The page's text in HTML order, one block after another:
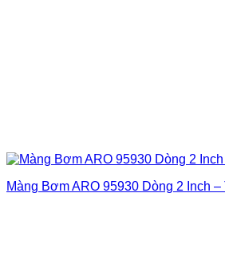
Màng Bơm ARO 95930 Dòng 2 Inch –